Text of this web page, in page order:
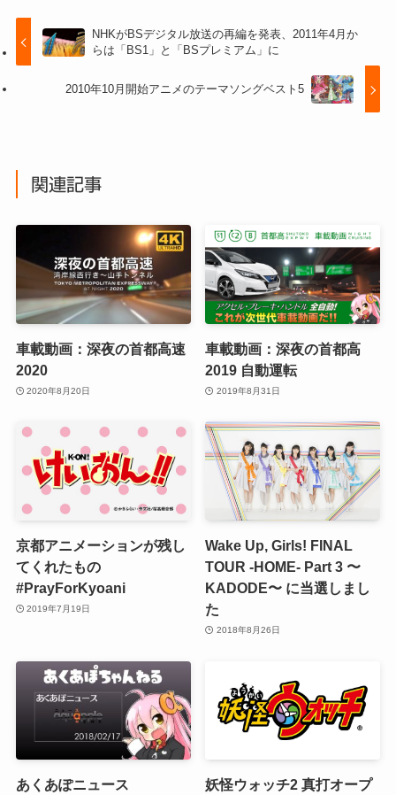
NHKがBSデジタル放送の再編を発表、2011年4月か
らは「BS1」と「BSプレミアム」に
2010年10月開始アニメのテーマソングベスト5
関連記事
車載動画：深夜の首都高速
2020
2020年8月20日
車載動画：深夜の首都高
2019 自動運転
2019年8月31日
京都アニメーションが残し
てくれたもの
#PrayForKyoani
2019年7月19日
Wake Up, Girls! FINAL
TOUR -HOME- Part 3 〜
KADODE〜 に当選しまし
た
2018年8月26日
あくあぽニュース
妖怪ウォッチ2 真打オープ